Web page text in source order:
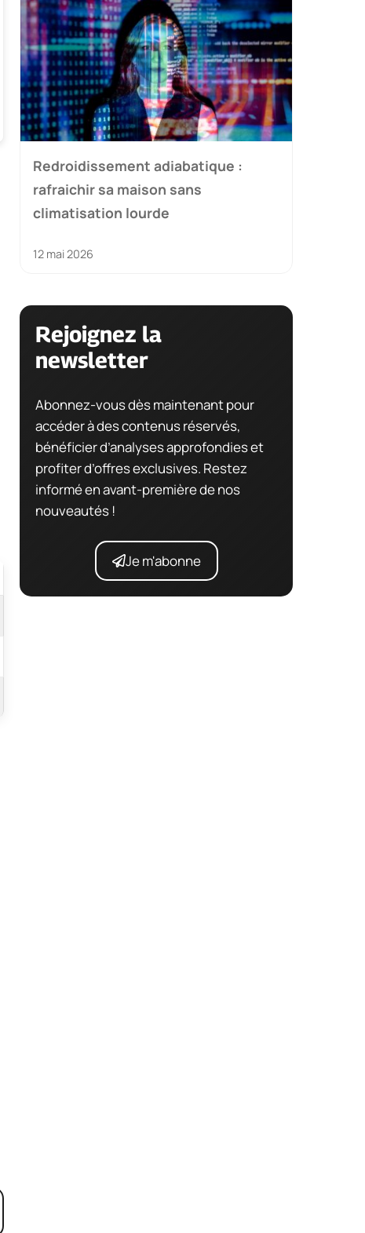
Redroidissement adiabatique :
rafraichir sa maison sans
climatisation lourde
12 mai 2026
Rejoignez la
newsletter
Abonnez-vous dès maintenant pour
accéder à des contenus réservés,
bénéficier d’analyses approfondies et
profiter d’offres exclusives. Restez
informé en avant-première de nos
nouveautés !
Je m'abonne